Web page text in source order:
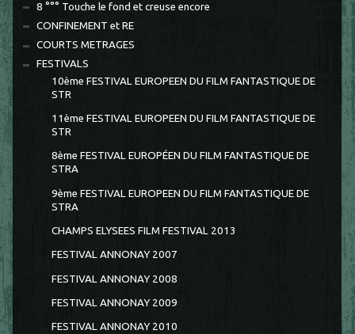
8 °°° Touche le fond et creuse encore
CONFINEMENT et RE
COURTS METRAGES
FESTIVALS
10ème FESTIVAL EUROPEEN DU FILM FANTASTIQUE DE
STR
11ème FESTIVAL EUROPEEN DU FILM FANTASTIQUE DE
STR
8ème FESTIVAL EUROPÉEN DU FILM FANTASTIQUE DE
STRA
9ème FESTIVAL EUROPEEN DU FILM FANTASTIQUE DE
STRA
CHAMPS ELYSEES FILM FESTIVAL 2013
FESTIVAL ANNONAY 2007
FESTIVAL ANNONAY 2008
FESTIVAL ANNONAY 2009
FESTIVAL ANNONAY 2010